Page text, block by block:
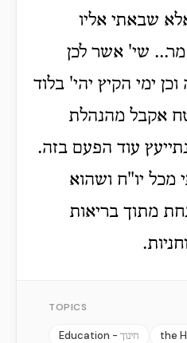
שבאתי אליו
מר... שי' אשר לכן
ימי הקיץ יהי' בלוד
אקבל מהנהלת
עוד הפעם בזה.
מכל יו"ח ושהוא
מתוך בריאות
TOPICS
Education - חינוך the